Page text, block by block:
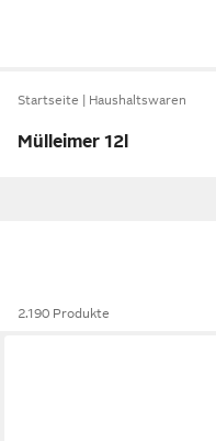
Startseite Haushaltswaren
Mülleimer 12l
2.190 Produkte